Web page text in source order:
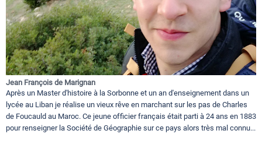
Jean François de Marignan
Après un Master d'histoire à la Sorbonne et un an d'enseignement dans un
lycée au Liban je réalise un vieux rêve en marchant sur les pas de Charles
de Foucauld au Maroc. Ce jeune officier français était parti à 24 ans en 1883
pour renseigner la Société de Géographie sur ce pays alors très mal connu...